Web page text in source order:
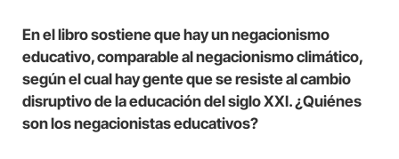
En el libro sostiene que hay un negacionismo
educativo, comparable al negacionismo climático,
según el cual hay gente que se resiste al cambio
disruptivo de la educación del siglo XXI. ¿Quiénes
son los negacionistas educativos?